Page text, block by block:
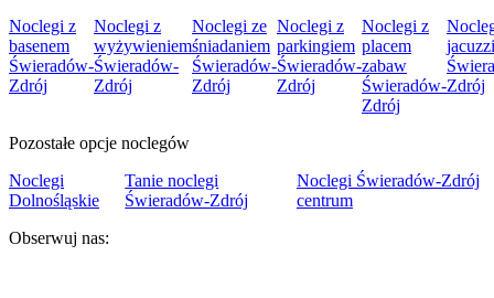
Noclegi z
basenem
Świeradów-
Zdrój
Noclegi z
wyżywieniem
Świeradów-
Zdrój
Noclegi ze
śniadaniem
Świeradów-
Zdrój
Noclegi z
parkingiem
Świeradów-
Zdrój
Noclegi z
placem
zabaw
Świeradów-
Zdrój
jacuzzi
Zdrój
Pozostałe opcje noclegów
Noclegi
Dolnośląskie
Tanie noclegi
Świeradów-Zdrój
Noclegi Świeradów-Zdrój
centrum
Obserwuj nas: